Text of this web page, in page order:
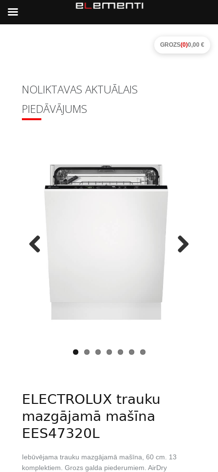
NOLIKTAVAS AKTUĀLAIS
PIEDĀVĀJUMS
ELECTROLUX trauku
mazgājamā mašīna
EES47320L
Iebūvējama trauku mazgājamā mašīna, 60 cm. 13
komplektiem. Grozs galda piederumiem. AirDry
GROZS(0)0,00 €